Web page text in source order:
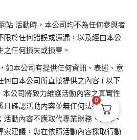
站 活動時，本公司均不為任何參與者
限於任何錯誤或遺漏，以及經由本公
任何損失或損害。
如本公司有提供任何資訊、表述、意
何由本公司所直接提供之內容 ( 以下
本公司將致力維護活動內容之真實性
確認活動內容並無任何法律效力，
活動內容不應取代專業財務、法律、
家建議，您在依照活動內容採取行動
0